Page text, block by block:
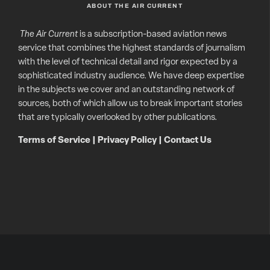
ABOUT THE AIR CURRENT
The Air Currentis a subscription-based aviation news
service that combines the highest standards of journalism
with the level of technical detail and rigor expected by a
sophisticated industry audience. We have deep expertise
in the subjects we cover and an outstanding network of
sources, both of which allow us to break important stories
that are typically overlooked by other publications.
Terms of Service Privacy Policy| Contact Us